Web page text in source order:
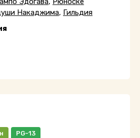
Накаджима, Гильдия
PG-13